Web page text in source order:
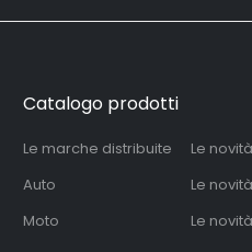
Catalogo prodotti
Le marche distribuite
Auto
Moto
Le
Le
Le